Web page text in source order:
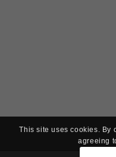
This site uses cookies. By
agreeing